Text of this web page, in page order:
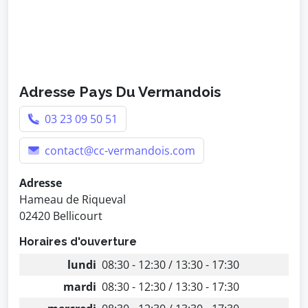
Adresse Pays Du Vermandois
03 23 09 50 51
contact@cc-vermandois.com
Adresse
Hameau de Riqueval
02420 Bellicourt
Horaires d'ouverture
lundi 08:30 - 12:30 / 13:30 - 17:30
mardi 08:30 - 12:30 / 13:30 - 17:30